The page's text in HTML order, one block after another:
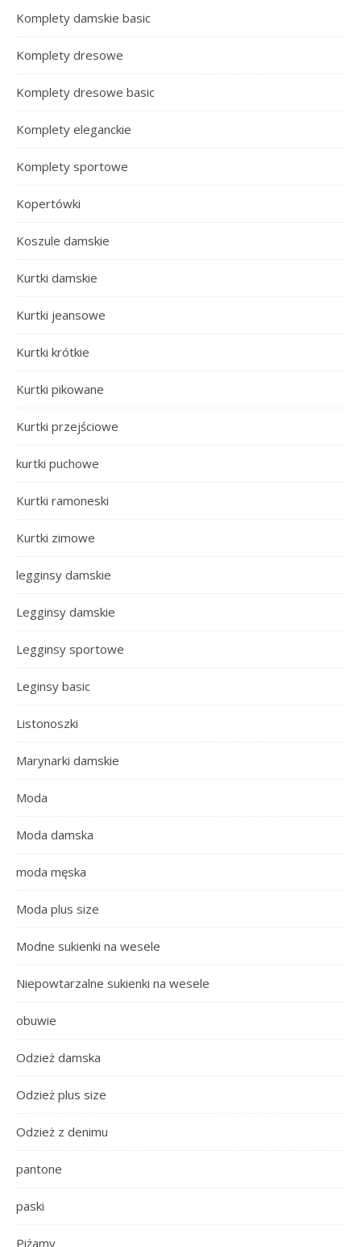
Komplety damskie basic
Komplety dresowe
Komplety dresowe basic
Komplety eleganckie
Komplety sportowe
Kopertówki
Koszule damskie
Kurtki damskie
Kurtki jeansowe
Kurtki krótkie
Kurtki pikowane
Kurtki przejściowe
kurtki puchowe
Kurtki ramoneski
Kurtki zimowe
legginsy damskie
Legginsy damskie
Legginsy sportowe
Leginsy basic
Listonoszki
Marynarki damskie
Moda
Moda damska
moda męska
Moda plus size
Modne sukienki na wesele
Niepowtarzalne sukienki na wesele
obuwie
Odzież damska
Odzież plus size
Odzież z denimu
pantone
paski
Piżamy